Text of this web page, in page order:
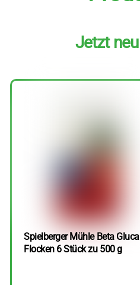
Jetzt
Spielberger Mühle Beta
Flocken 6 Stück zu 500 g